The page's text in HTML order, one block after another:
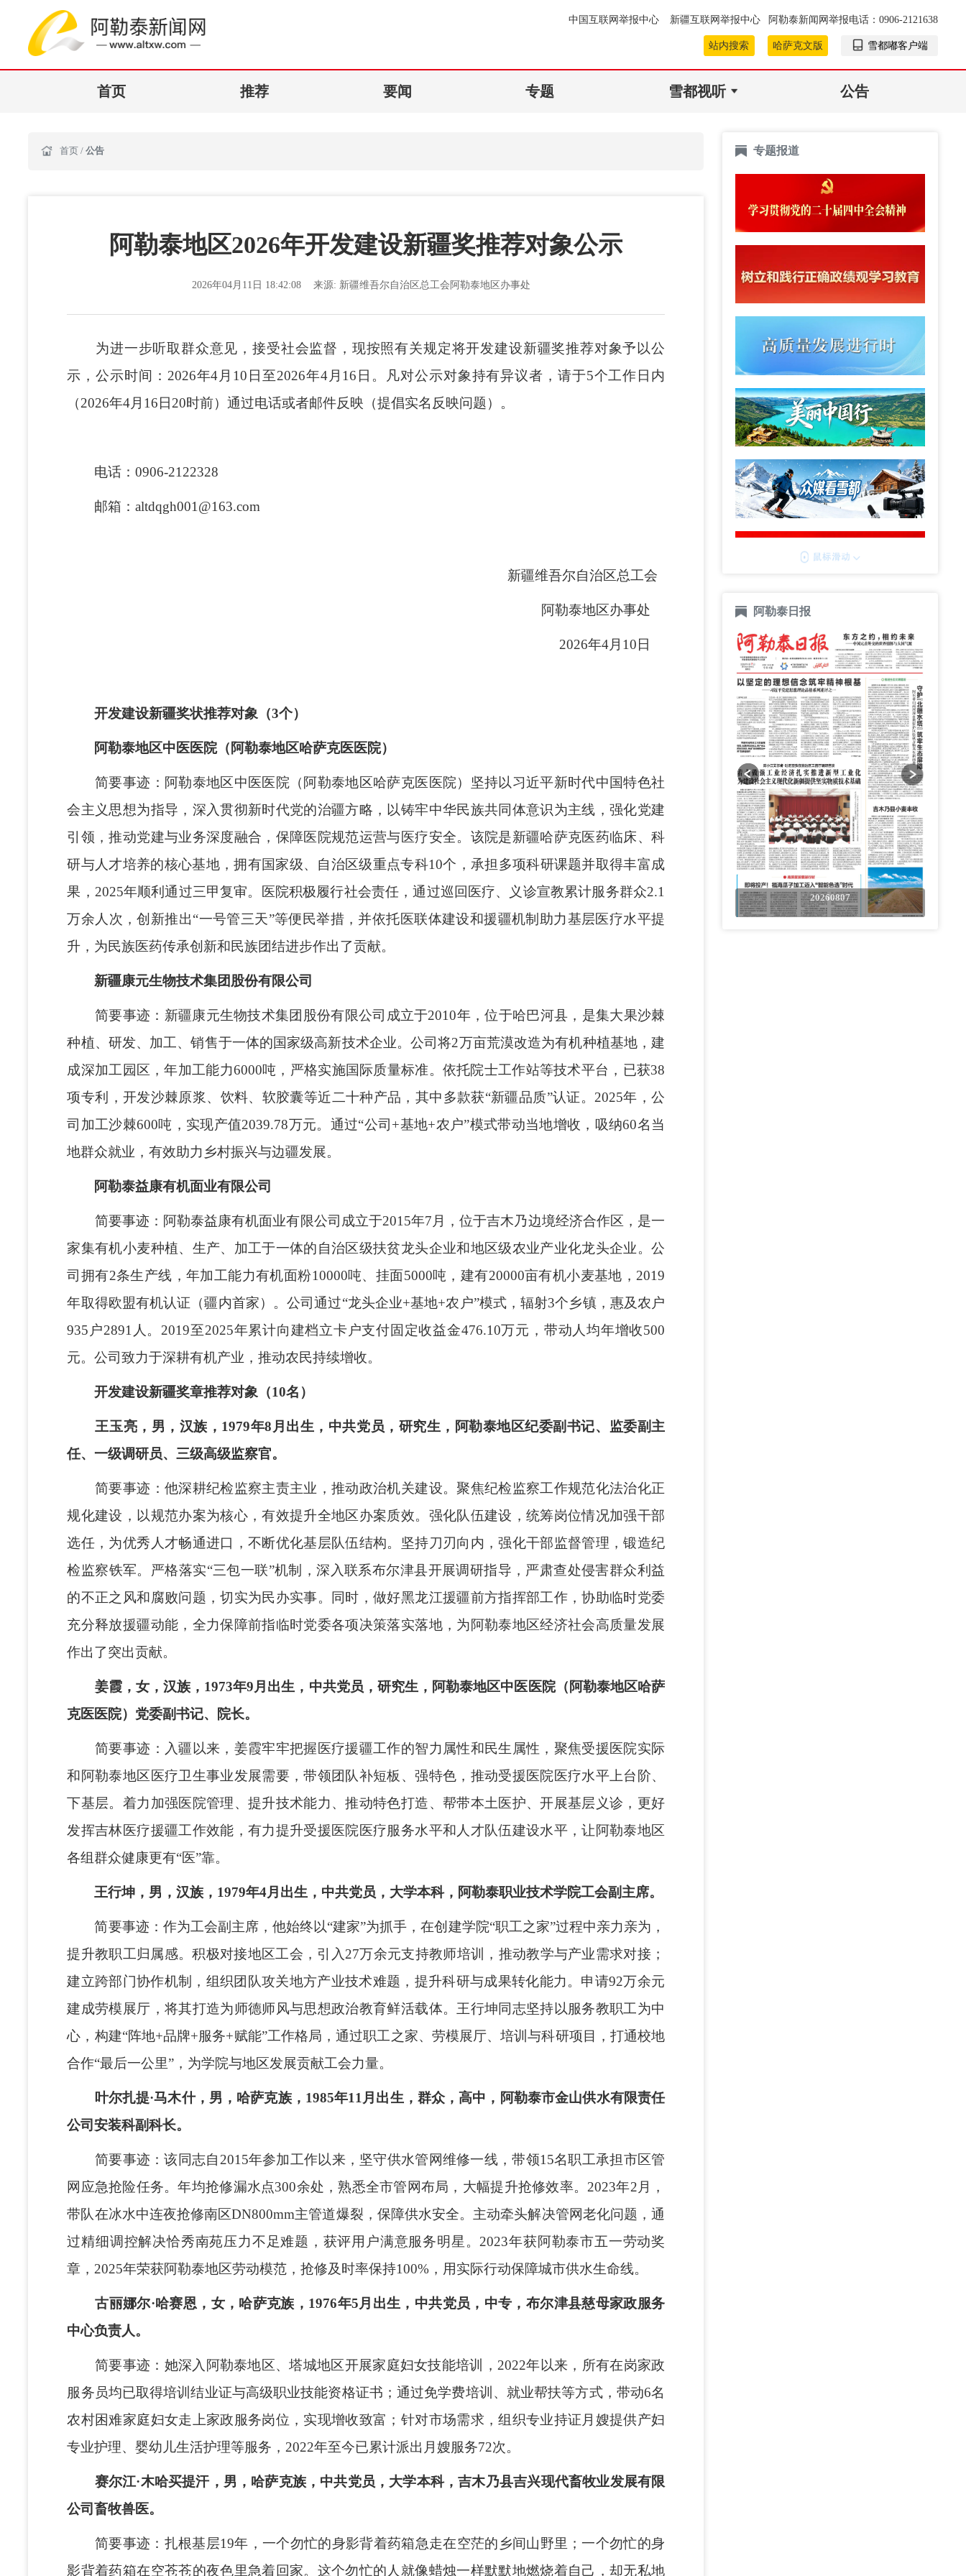
中国互联网举报中心 新疆互联网举报中心 阿勒泰新闻网举报电话：0906-2121638
站内搜索 哈萨克文版 雪都嘟客户端
首页 推荐 要闻 专题 雪都视听 公告
首页 / 公告
阿勒泰地区2026年开发建设新疆奖推荐对象公示
2026年04月11日 18:42:08 来源: 新疆维吾尔自治区总工会阿勒泰地区办事处
为进一步听取群众意见，接受社会监督，现按照有关规定将开发建设新疆奖推荐对象予以公
示，公示时间：2026年4月10日至2026年4月16日。凡对公示对象持有异议者，请于5个工作日内
（2026年4月16日20时前）通过电话或者邮件反映（提倡实名反映问题）。
电话：0906-2122328
邮箱：altdqgh001@163.com
新疆维吾尔自治区总工会
阿勒泰地区办事处
2026年4月10日
开发建设新疆奖状推荐对象（3个）
阿勒泰地区中医医院（阿勒泰地区哈萨克医医院）
简要事迹：阿勒泰地区中医医院（阿勒泰地区哈萨克医医院）坚持以习近平新时代中国特色社
会主义思想为指导，深入贯彻新时代党的治疆方略，以铸牢中华民族共同体意识为主线，强化党建
引领，推动党建与业务深度融合，保障医院规范运营与医疗安全。该院是新疆哈萨克医药临床、科
研与人才培养的核心基地，拥有国家级、自治区级重点专科10个，承担多项科研课题并取得丰富成
果，2025年顺利通过三甲复审。医院积极履行社会责任，通过巡回医疗、义诊宣教累计服务群众2.1
万余人次，创新推出“一号管三天”等便民举措，并依托医联体建设和援疆机制助力基层医疗水平提
升，为民族医药传承创新和民族团结进步作出了贡献。
新疆康元生物技术集团股份有限公司
简要事迹：新疆康元生物技术集团股份有限公司成立于2010年，位于哈巴河县，是集大果沙棘
种植、研发、加工、销售于一体的国家级高新技术企业。公司将2万亩荒漠改造为有机种植基地，建
成深加工园区，年加工能力6000吨，严格实施国际质量标准。依托院士工作站等技术平台，已获38
项专利，开发沙棘原浆、饮料、软胶囊等近二十种产品，其中多款获“新疆品质”认证。2025年，公
司加工沙棘600吨，实现产值2039.78万元。通过“公司+基地+农户”模式带动当地增收，吸纳60名当
地群众就业，有效助力乡村振兴与边疆发展。
阿勒泰益康有机面业有限公司
简要事迹： 阿勒泰益康有机面业有限公司成立于2015年7月，位于吉木乃边境经济合作区，是一
家集有机小麦种植、生产、加工于一体的自治区级扶贫龙头企业和地区级农业产业化龙头企业。公
司拥有2条生产线，年加工能力有机面粉10000吨、挂面5000吨，建有20000亩有机小麦基地，2019
年取得欧盟有机认证（疆内首家）。公司通过“龙头企业+基地+农户”模式，辐射3个乡镇，惠及农户
935户2891人。2019至2025年累计向建档立卡户支付固定收益金476.10万元，带动人均年增收500
元。公司致力于深耕有机产业，推动农民持续增收。
开发建设新疆奖章推荐对象（10名）
王玉亮，男，汉族，1979年8月出生，中共党员，研究生，阿勒泰地区纪委副书记、监委副主
任、一级调研员、三级高级监察官。
简要事迹：他深耕纪检监察主责主业，推动政治机关建设。聚焦纪检监察工作规范化法治化正
规化建设，以规范办案为核心，有效提升全地区办案质效。强化队伍建设，统筹岗位情况加强干部
选任，为优秀人才畅通进口，不断优化基层队伍结构。坚持刀刃向内，强化干部监督管理，锻造纪
检监察铁军。严格落实“三包一联”机制，深入联系布尔津县开展调研指导，严肃查处侵害群众利益
的不正之风和腐败问题，切实为民办实事。同时，做好黑龙江援疆前方指挥部工作，协助临时党委
充分释放援疆动能，全力保障前指临时党委各项决策落实落地，为阿勒泰地区经济社会高质量发展
作出了突出贡献。
姜霞，女，汉族，1973年9月出生，中共党员，研究生，阿勒泰地区中医医院（阿勒泰地区哈萨
克医医院）党委副书记、院长。
简要事迹：入疆以来，姜霞牢牢把握医疗援疆工作的智力属性和民生属性，聚焦受援医院实际
和阿勒泰地区医疗卫生事业发展需要，带领团队补短板、强特色，推动受援医院医疗水平上台阶、
下基层。着力加强医院管理、提升技术能力、推动特色打造、帮带本土医护、开展基层义诊，更好
发挥吉林医疗援疆工作效能，有力提升受援医院医疗服务水平和人才队伍建设水平，让阿勒泰地区
各组群众健康更有“医”靠。
王行坤，男，汉族，1979年4月出生，中共党员，大学本科，阿勒泰职业技术学院工会副主席。
简要事迹：作为工会副主席，他始终以“建家”为抓手，在创建学院“职工之家”过程中亲力亲为，
提升教职工归属感。积极对接地区工会，引入27万余元支持教师培训，推动教学与产业需求对接；
建立跨部门协作机制，组织团队攻关地方产业技术难题，提升科研与成果转化能力。申请92万余元
建成劳模展厅，将其打造为师德师风与思想政治教育鲜活载体。王行坤同志坚持以服务教职工为中
心，构建“阵地+品牌+服务+赋能”工作格局，通过职工之家、劳模展厅、培训与科研项目，打通校地
合作“最后一公里”，为学院与地区发展贡献工会力量。
叶尔扎提·马木什，男，哈萨克族，1985年11月出生，群众，高中，阿勒泰市金山供水有限责任
公司安装科副科长。
简要事迹：该同志自2015年参加工作以来，坚守供水管网维修一线，带领15名职工承担市区管
网应急抢险任务。年均抢修漏水点300余处，熟悉全市管网布局，大幅提升抢修效率。2023年2月，
带队在冰水中连夜抢修南区DN800mm主管道爆裂，保障供水安全。主动牵头解决管网老化问题，通
过精细调控解决恰秀南苑压力不足难题，获评用户满意服务明星。2023年获阿勒泰市五一劳动奖
章，2025年荣获阿勒泰地区劳动模范，抢修及时率保持100%，用实际行动保障城市供水生命线。
古丽娜尔·哈赛恩，女，哈萨克族，1976年5月出生，中共党员，中专，布尔津县慈母家政服务
中心负责人。
简要事迹：她深入阿勒泰地区、塔城地区开展家庭妇女技能培训，2022年以来，所有在岗家政
服务员均已取得培训结业证与高级职业技能资格证书；通过免学费培训、就业帮扶等方式，带动6名
农村困难家庭妇女走上家政服务岗位，实现增收致富；针对市场需求，组织专业持证月嫂提供产妇
专业护理、婴幼儿生活护理等服务，2022年至今已累计派出月嫂服务72次。
赛尔江·木哈买提汗，男，哈萨克族，中共党员，大学本科，吉木乃县吉兴现代畜牧业发展有限
公司畜牧兽医。
简要事迹：扎根基层19年，一个勿忙的身影背着药箱急走在空茫的乡间山野里；一个勿忙的身
影背着药箱在空苍苍的夜色里急着回家。这个勿忙的人就像蜡烛一样默默地燃烧着自己，却无私地
专题报道
阿勒泰日报
20260807 20260807